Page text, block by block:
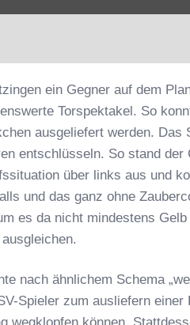
ein Gegner auf dem
Torspektakel. So
ausgeliefert werden.
entschlüsseln. So stand der
über links aus und
und das ganz ohne
es da nicht mindestens
nach ähnlichem Schema
Spieler zum ausliefern